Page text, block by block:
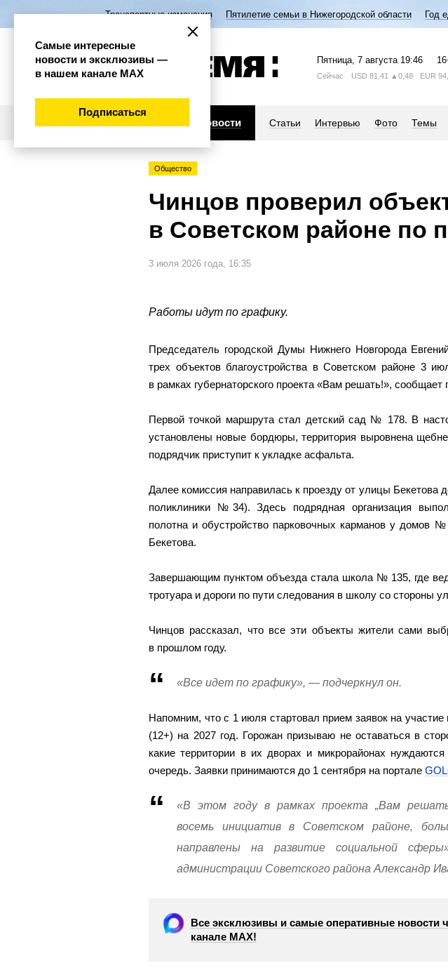
Транспортные изменения Пятилетие семьи в Нижегородской области Год
Пятница, 7 августа 19:46
Сейчас USD 81,41 ▲0,48 EUR
Новости Статьи Интервью Фото Темы
Общество
Чинцов проверил
в Советском районе по
3 июля 2026 года, 16:35
Работы идут по графику.
Председатель городской Думы Нижнего Новгорода
трех объектов благоустройства в Советском районе 3
в рамках губернаторского проекта «Вам решать!»,
Первой точкой маршрута стал детский сад № 178. В
установлены новые бордюры, территория выровнена
подрядчик приступит к укладке асфальта.
Далее комиссия направилась к проезду от улицы
поликлиники №34). Здесь подрядная организация
полотна и обустройство парковочных карманов у домов
Бекетова.
Завершающим пунктом объезда стала школа № 135, где
тротуара и дороги по пути следования в школу со стороны
Чинцов рассказал, что все эти объекты жители сами
в прошлом году.
«Все идет по графику», — подчеркнул он.
Напомним, что с 1 июля стартовал прием заявок на
(12+) на 2027 год. Горожан призываю не оставаться в
какие территории в их дворах и микрорайонах
очередь. Заявки принимаются до 1 сентября на портале
«В этом году в рамках проекта „Вам
восемь инициатив в Советском районе,
направлены на развитие социальной
администрации Советского района Александр
Все эксклюзивы и самые оперативные новости
канале МАХ!
Самые интересные
новости и эксклюзивы —
в нашем канале МАХ
Подписаться